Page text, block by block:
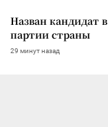
Назван кандидат
партии страны
29 минут назад